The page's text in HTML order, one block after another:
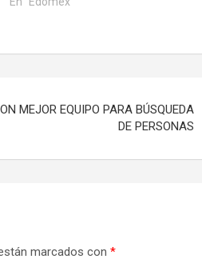
MEJOR EQUIPO PARA BÚSQUEDA
DE PERSONAS
marcados con *